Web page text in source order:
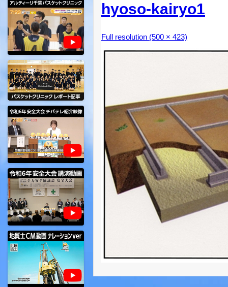
hyoso-kairyo1
Full resolution (500 × 423)